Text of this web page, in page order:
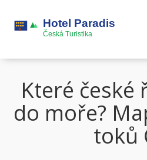
Které české
do moře?
toků